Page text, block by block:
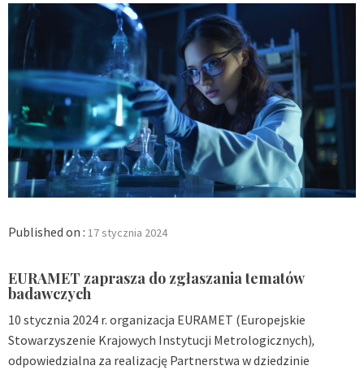
Published on : 17 stycznia 2024
EURAMET zaprasza do zgłaszania tematów
badawczych
10 stycznia 2024 r. organizacja EURAMET (Europejskie
Stowarzyszenie Krajowych Instytucji Metrologicznych),
odpowiedzialna za realizację Partnerstwa w dziedzinie